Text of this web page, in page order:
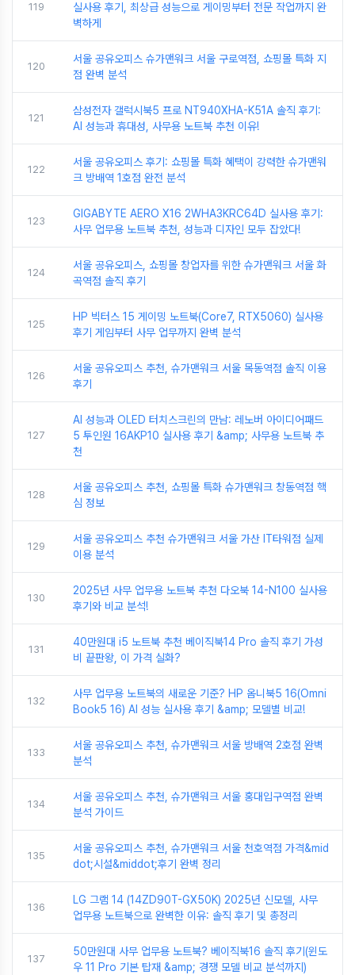
119
실사용 후기, 최상급 성능으로 게이밍부터 전문 작업까지 완
벽하게
120
서울 공유오피스 슈가맨워크 서울 구로역점, 쇼핑몰 특화 지
점 완벽 분석
121
삼성전자 갤럭시북5 프로 NT940XHA-K51A 솔직 후기:
AI 성능과 휴대성, 사무용 노트북 추천 이유!
122
서울 공유오피스 후기: 쇼핑몰 특화 혜택이 강력한 슈가맨워
크 방배역 1호점 완전 분석
123
GIGABYTE AERO X16 2WHA3KRC64D 실사용 후기:
사무 업무용 노트북 추천, 성능과 디자인 모두 잡았다!
124
서울 공유오피스, 쇼핑몰 창업자를 위한 슈가맨워크 서울 화
곡역점 솔직 후기
125
HP 빅터스 15 게이밍 노트북(Core7, RTX5060) 실사용
후기 게임부터 사무 업무까지 완벽 분석
126
서울 공유오피스 추천, 슈가맨워크 서울 목동역점 솔직 이용
후기
127
AI 성능과 OLED 터치스크린의 만남: 레노버 아이디어패드
5 투인원 16AKP10 실사용 후기 &amp; 사무용 노트북 추
천
128
서울 공유오피스 추천, 쇼핑몰 특화 슈가맨워크 창동역점 핵
심 정보
129
서울 공유오피스 추천 슈가맨워크 서울 가산 IT타워점 실제
이용 분석
130
2025년 사무 업무용 노트북 추천 다오북 14-N100 실사용
후기와 비교 분석!
131
40만원대 i5 노트북 추천 베이직북14 Pro 솔직 후기 가성
비 끝판왕, 이 가격 실화?
132
사무 업무용 노트북의 새로운 기준? HP 옴니북5 16(Omni
Book5 16) AI 성능 실사용 후기 &amp; 모델별 비교!
133
서울 공유오피스 추천, 슈가맨워크 서울 방배역 2호점 완벽
분석
134
서울 공유오피스 추천, 슈가맨워크 서울 홍대입구역점 완벽
분석 가이드
135
서울 공유오피스 추천, 슈가맨워크 서울 천호역점 가격&mid
dot;시설&middot;후기 완벽 정리
136
LG 그램 14 (14ZD90T-GX50K) 2025년 신모델, 사무
업무용 노트북으로 완벽한 이유: 솔직 후기 및 총정리
137
50만원대 사무 업무용 노트북? 베이직북16 솔직 후기(윈도
우 11 Pro 기본 탑재 &amp; 경쟁 모델 비교 분석까지)